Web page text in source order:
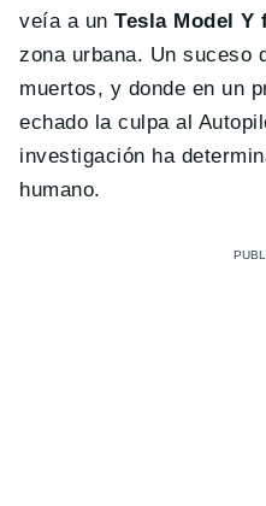
veía a un Tesla Model Y
zona urbana. Un suceso
muertos, y donde en un
echado la culpa al
investigación ha
humano.